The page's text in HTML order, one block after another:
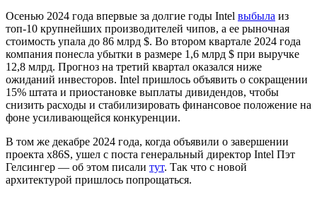
Осенью 2024 года впервые за долгие годы Intel выбыла из
топ-10 крупнейших производителей чипов, а ее рыночная
стоимость упала до 86 млрд $. Во втором квартале 2024 года
компания понесла убытки в размере 1,6 млрд $ при выручке
12,8 млрд. Прогноз на третий квартал оказался ниже
ожиданий инвесторов. Intel пришлось объявить о сокращении
15% штата и приостановке выплаты дивидендов, чтобы
снизить расходы и стабилизировать финансовое положение на
фоне усиливающейся конкуренции.
В том же декабре 2024 года, когда объявили о завершении
проекта x86S, ушел с поста генеральный директор Intel Пэт
Гелсингер — об этом писали тут. Так что с новой
архитектурой пришлось попрощаться.